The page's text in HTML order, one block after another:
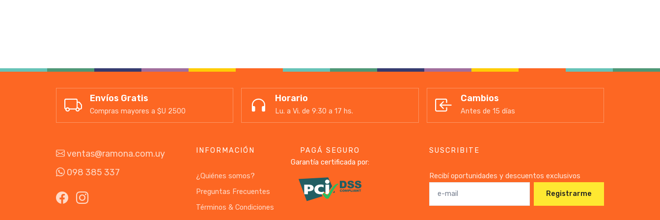
Envíos Gratis
Compras mayores a $U 2500
Horario
Lu. a Vi. de 9:30 a 17 hs.
Cambios
Antes de 15 días
ventas@ramona.com.uy
098 385 337
INFORMACIÓN
¿Quiénes somos?
Preguntas Frecuentes
Términos & Condiciones
PAGÁ SEGURO
Garantía certificada por:
SUSCRIBITE
Recibí oportunidades y descuentos exclusivos
Registrarme